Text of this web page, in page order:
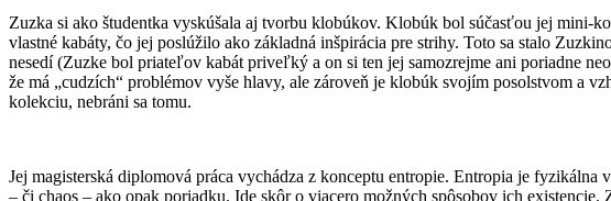
Zuzka si ako študentka vyskúšala aj tvorbu klobúkov. Klobúk bol súčasťou jej mini-
vlastné kabáty, čo jej poslúžilo ako základná inšpirácia pre strihy. Toto sa stalo
nesedí (Zuzke bol priateľov kabát priveľký a on si ten jej samozrejme ani poriadne
že má „cudzích“ problémov vyše hlavy, ale zároveň je klobúk svojím posolstvom a
kolekciu, nebráni sa tomu.
Jej magisterská diplomová práca vychádza z konceptu entropie. Entropia je
– či chaos – ako opak poriadku. Ide skôr o viacero možných spôsobov ich